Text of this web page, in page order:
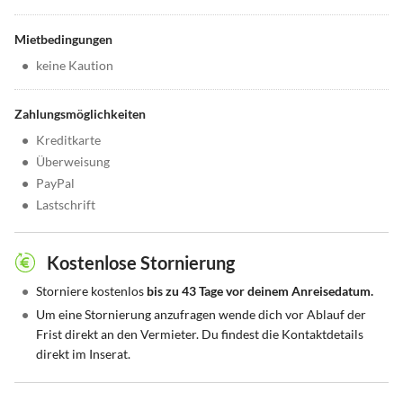
Mietbedingungen
• keine Kaution
Zahlungsmöglichkeiten
• Kreditkarte
• Überweisung
• PayPal
• Lastschrift
Kostenlose Stornierung
• Storniere kostenlos bis zu 43 Tage vor deinem Anreisedatum.
• Um eine Stornierung anzufragen wende dich vor Ablauf der
Frist direkt an den Vermieter. Du findest die Kontaktdetails
direkt im Inserat.